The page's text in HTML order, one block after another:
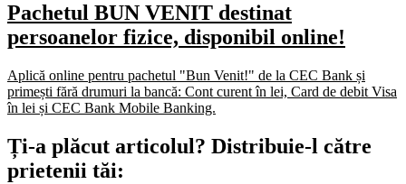
Pachetul BUN VENIT destinat
persoanelor fizice, disponibil online!
Aplică online pentru pachetul "Bun Venit!" de la CEC Bank și
primești fără drumuri la bancă: Cont curent în lei, Card de debit Visa
în lei și CEC Bank Mobile Banking.​
Ți-a plăcut articolul? Distribuie-l către
prietenii tăi: